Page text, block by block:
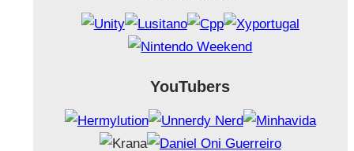
YouTubers